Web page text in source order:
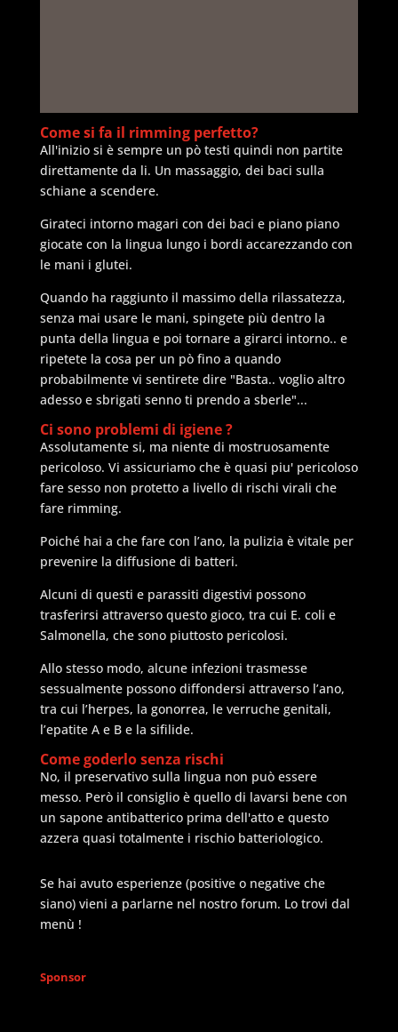
Come si fa il rimming perfetto?
All'inizio si è sempre un pò testi quindi non partite
direttamente da li. Un massaggio, dei baci sulla
schiane a scendere.
Girateci intorno magari con dei baci e piano piano
giocate con la lingua lungo i bordi accarezzando con
le mani i glutei.
Quando ha raggiunto il massimo della rilassatezza,
senza mai usare le mani, spingete più dentro la
punta della lingua e poi tornare a girarci intorno.. e
ripetete la cosa per un pò fino a quando
probabilmente vi sentirete dire "Basta.. voglio altro
adesso e sbrigati senno ti prendo a sberle"...
Ci sono problemi di igiene ?
Assolutamente si, ma niente di mostruosamente
pericoloso. Vi assicuriamo che è quasi piu' pericoloso
fare sesso non protetto a livello di rischi virali che
fare rimming.
Poiché hai a che fare con l’ano, la pulizia è vitale per
prevenire la diffusione di batteri.
Alcuni di questi e parassiti digestivi possono
trasferirsi attraverso questo gioco, tra cui E. coli e
Salmonella, che sono piuttosto pericolosi.
Allo stesso modo, alcune infezioni trasmesse
sessualmente possono diffondersi attraverso l’ano,
tra cui l’herpes, la gonorrea, le verruche genitali,
l’epatite A e B e la sifilide.
Come goderlo senza rischi
No, il preservativo sulla lingua non può essere
messo. Però il consiglio è quello di lavarsi bene con
un sapone antibatterico prima dell'atto e questo
azzera quasi totalmente i rischio batteriologico.
Se hai avuto esperienze (positive o negative che
siano) vieni a parlarne nel nostro forum. Lo trovi dal
menù !
Sponsor